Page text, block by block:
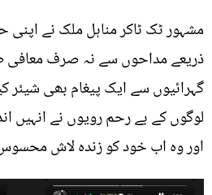
مشہور ٹک ٹاکر مناہل ملک نے
ذریعے مداحوں سے نہ صرف معافی
گہرائیوں سے ایک پیغام بھی شیئر
لوگوں کے بے رحم رویوں نے انہیں
اور وہ اب خود کو زندہ لاش